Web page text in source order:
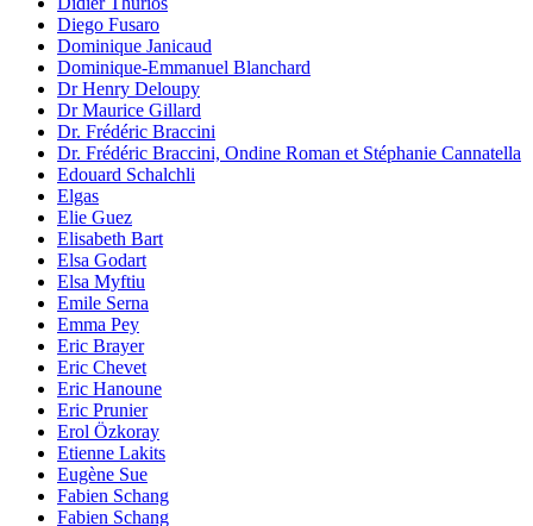
Diego Fusaro
Dominique Janicaud
Dominique-Emmanuel Blanchard
Dr Henry Deloupy
Dr Maurice Gillard
Dr. Frédéric Braccini
Dr. Frédéric Braccini, Ondine Roman et Stéphanie Cannatella
Edouard Schalchli
Elgas
Elie Guez
Elisabeth Bart
Elsa Godart
Elsa Myftiu
Emile Serna
Emma Pey
Eric Brayer
Eric Chevet
Eric Hanoune
Eric Prunier
Erol Özkoray
Etienne Lakits
Eugène Sue
Fabien Schang
Fabien Schang